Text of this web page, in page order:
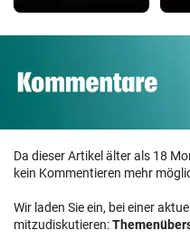
Da dieser Artikel älter als 18
kein Kommentieren mehr
Wir laden Sie ein, bei einer
mitzudiskutieren: